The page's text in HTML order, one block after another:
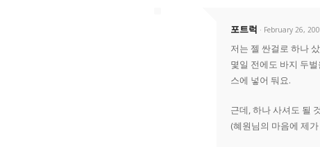
포트럭 · February 26,
저는 젤 싼걸로 하나
몇일 전에도 바지 두
스에 넣어 둬요.
근데, 하나 사셔도 될
(혜원님의 마음에 제